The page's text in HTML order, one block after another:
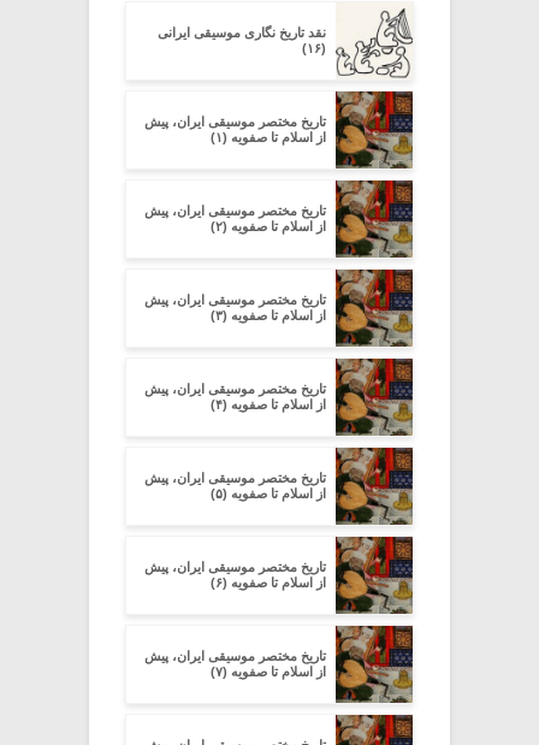
نقد تاریخ نگاری موسیقی ایرانی
(۱۶)
تاریخ مختصر موسیقی ایران، پیش
از اسلام تا صفویه (۱)
تاریخ مختصر موسیقی ایران، پیش
از اسلام تا صفویه (۲)
تاریخ مختصر موسیقی ایران، پیش
از اسلام تا صفویه (۳)
تاریخ مختصر موسیقی ایران، پیش
از اسلام تا صفویه (۴)
تاریخ مختصر موسیقی ایران، پیش
از اسلام تا صفویه (۵)
تاریخ مختصر موسیقی ایران، پیش
از اسلام تا صفویه (۶)
تاریخ مختصر موسیقی ایران، پیش
از اسلام تا صفویه (۷)